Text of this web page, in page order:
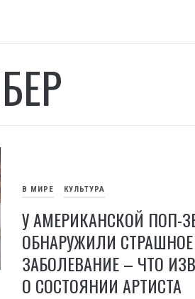
В МИРЕ КУЛЬТУРА
У АМЕРИКАНСКОЙ ПОП-
ОБНАРУЖИЛИ СТРАШНОЕ
ЗАБОЛЕВАНИЕ – ЧТО
О СОСТОЯНИИ АРТИСТА